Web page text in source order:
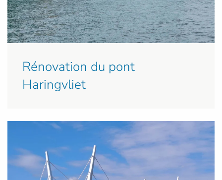
Rénovation du pont
Haringvliet